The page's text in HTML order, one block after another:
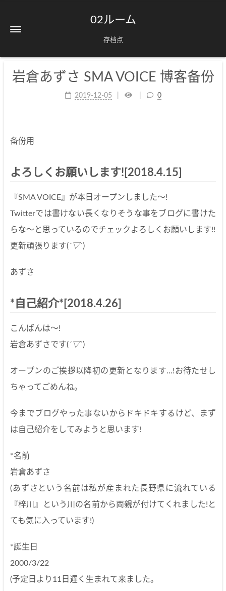
02ルーム
存档点
岩倉あずさ SMA VOICE 博客备份
2019-12-05 0
备份用
よろしくお願いします![2018.4.15]
『SMA VOICE』が本日オープンしました～!
Twitterでは書けない長くなりそうな事をブログに書けた
らな～と思っているのでチェックよろしくお願いします!!
更新頑張ります(´▽`)
あずさ
*自己紹介*[2018.4.26]
こんばんは～!
岩倉あずさです(´▽`)
オープンのご挨拶以降初の更新となります…!お待たせし
ちゃってごめんね。
今までブログやった事ないからドキドキするけど、まず
は自己紹介をしてみようと思います!
*名前
岩倉あずさ
(あずさという名前は私が産まれた長野県に流れている
『梓川』という川の名前から両親が付けてくれました!と
ても気に入っています!)
*誕生日
2000/3/22
(予定日より11日遅く生まれて来ました。